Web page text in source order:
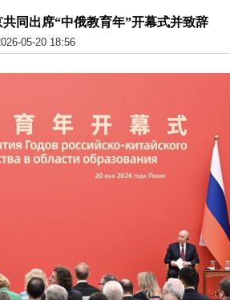
同出席“中俄教育年”开幕式并致辞
05-20 18:56